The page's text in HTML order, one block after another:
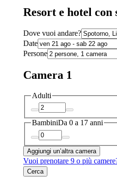
Resort e hotel con
Dove vuoi andare?
Date
Persone
Camera 1
Adulti
BambiniDa 0 a 17 anni
Aggiungi un’altra camera
Vuoi prenotare 9 o più
Cerca